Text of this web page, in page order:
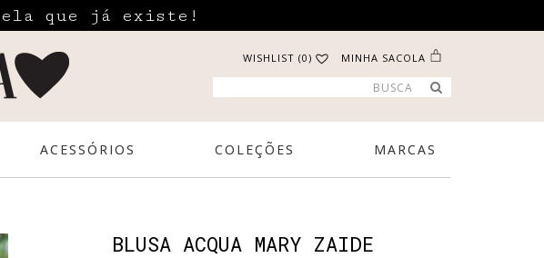
que já existe!
WISHLIST (0) MINHA SACOLA
ACESSÓRIOS COLEÇÕES MARCAS
BLUSA ACQUA MARY ZAIDE